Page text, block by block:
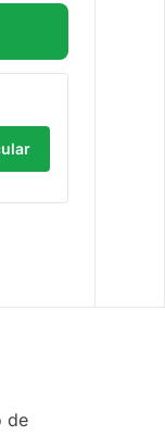
de